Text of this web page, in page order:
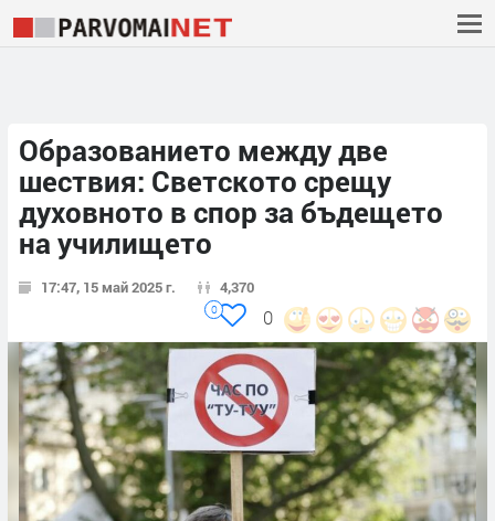
Образованието между две
шествия: Светското срещу
духовното в спор за бъдещето
на училището
17:47, 15 май 2025 г. 4,370
0
0